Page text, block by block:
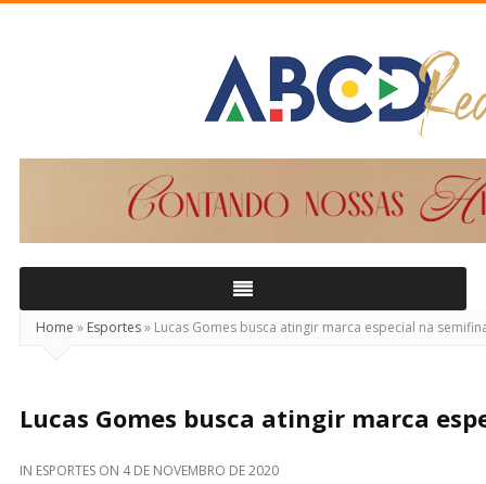
Home » Esportes» Lucas Gomes busca atingir marca especial na
Lucas Gomes busca atingir marca
IN ESPORTES ON 4 DE NOVEMBRO DE 2020